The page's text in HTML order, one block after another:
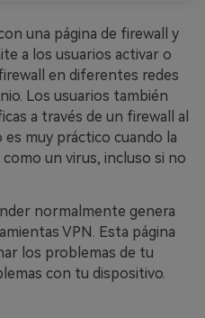
una página de firewall y
a los usuarios activar o
en diferentes redes
Los usuarios también
a través de un firewall al
muy práctico cuando la
un virus, incluso si no
normalmente genera
VPN. Esta página
los problemas de tu
con tu dispositivo.